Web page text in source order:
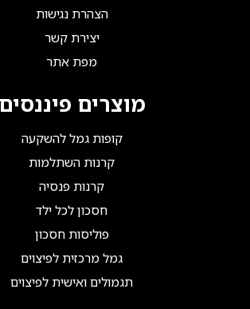
הצהרת נגישות
יצירת קשר
מפת אתר
מוצרים פיננסים
קופות גמל להשקעה
קרנות השתלמות
קרנות פנסיה
חסכון לכל ילד
פוליסות חסכון
גמל מרכזית לפיצוים
תגמולים ואישית לפיצוים